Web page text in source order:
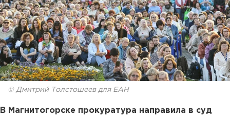
© Дмитрий Толстошеев для ЕАН
В Магнитогорске прокуратура направила в суд